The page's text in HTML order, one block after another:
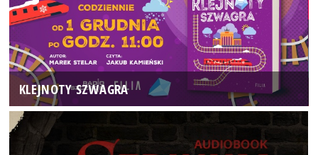
KLEJNOTY SZWAGRA